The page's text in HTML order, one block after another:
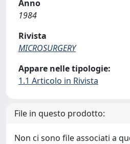
Anno
1984
Rivista
MICROSURGERY
Appare nelle tipologie:
1.1 Articolo in Rivista
File in questo prodotto:
Non ci sono file associati a